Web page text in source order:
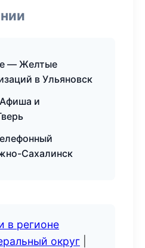
— Желтые
в Ульяновск
и
Сахалинск
в регионе
округ